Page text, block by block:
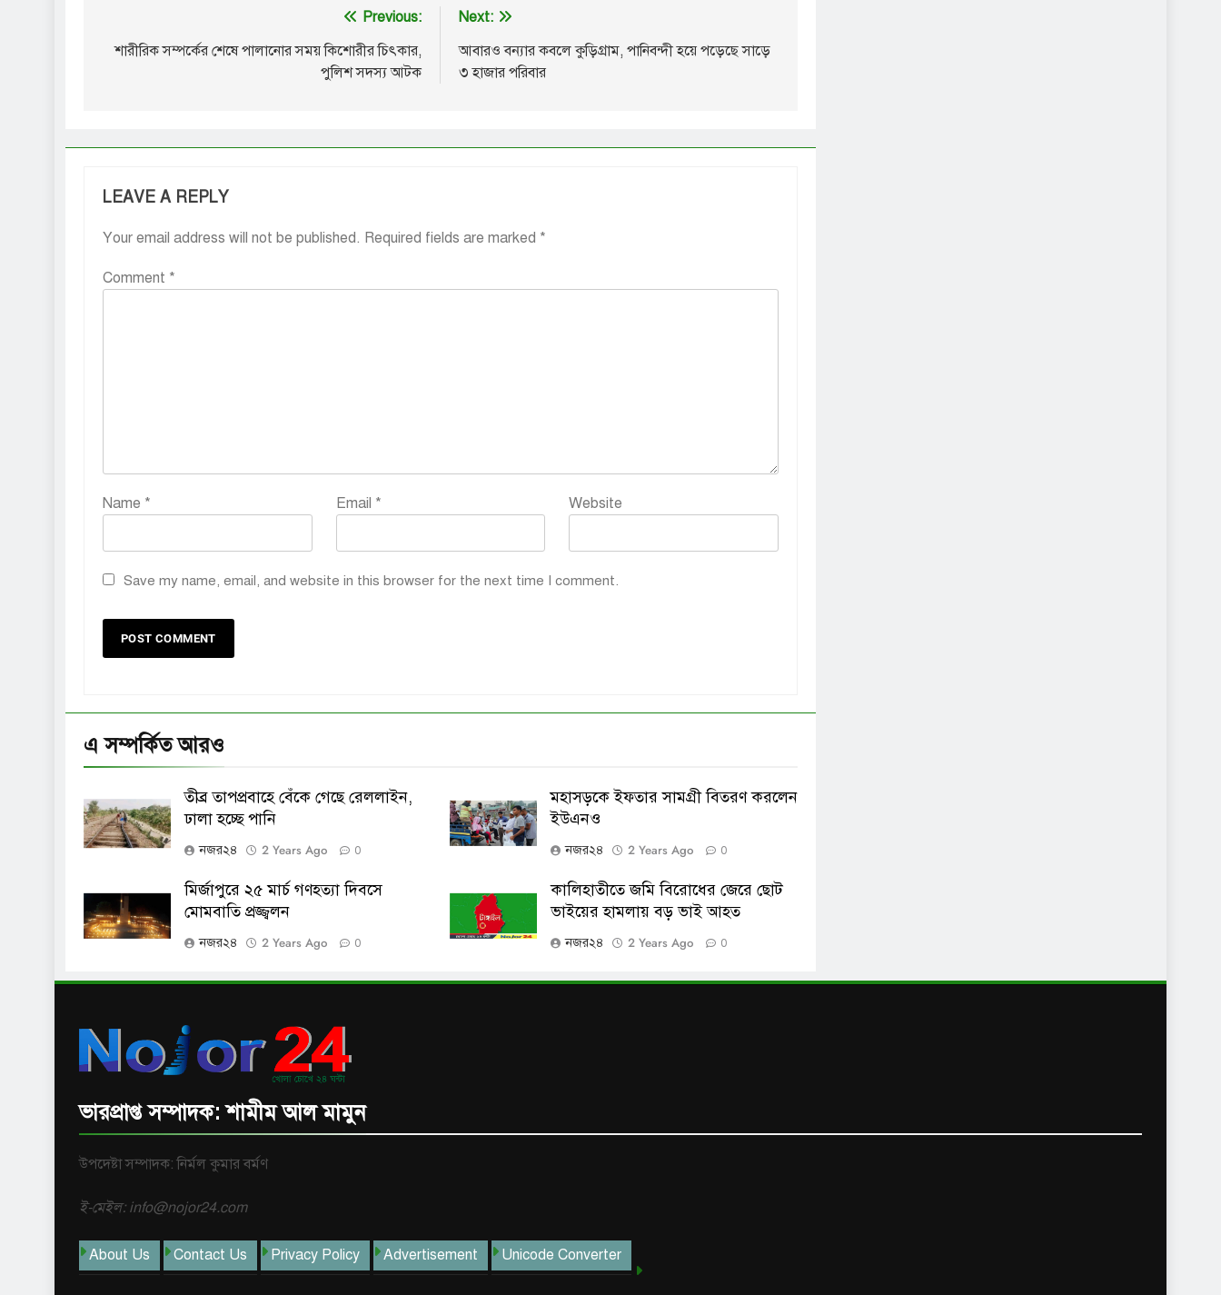
navigation
Previous:
শারীরিক সম্পর্কের শেষে পালানোর সময় কিশোরীর চিৎকার,
পুলিশ সদস্য আটক
Next:
আবারও বন্যার কবলে কুড়িগ্রাম, পানিবন্দী হয়ে পড়েছে সাড়ে
৩ হাজার পরিবার
LEAVE A REPLY
Your email address will not be published. Required fields are marked *
Comment *
Name * Email * Website
Save my name, email, and website in this browser for the next time I comment.
এ সম্পর্কিত আরও
তীব্র তাপপ্রবাহে বেঁকে গেছে রেললাইন,
ঢালা হচ্ছে পানি
নজর২৪ 2 Years Ago 0
মহাসড়কে ইফতার সামগ্রী বিতরণ করলেন
ইউএনও
নজর২৪ 2 Years Ago 0
মির্জাপুরে ২৫ মার্চ গণহত্যা দিবসে
মোমবাতি প্রজ্জ্বলন
নজর২৪ 2 Years Ago 0
কালিহাতীতে জমি বিরোধের জেরে ছোট
ভাইয়ের হামলায় বড় ভাই আহত
নজর২৪ 2 Years Ago 0
ভারপ্রাপ্ত সম্পাদক: শামীম আল মামুন
উপদেষ্টা সম্পাদক: নির্মল কুমার বর্মণ
ই-মেইল: info@nojor24.com
About Us Contact Us Privacy Policy Advertisement Unicode Converter